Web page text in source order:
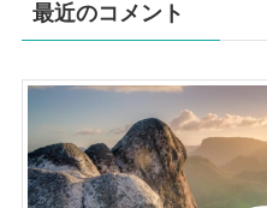
最近のコメント